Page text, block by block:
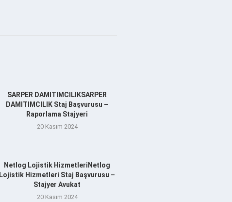
SARPER DAMITIMCILIKSARPER
DAMITIMCILIK Staj Başvurusu –
Raporlama Stajyeri
20 Kasım 2024
Netlog Lojistik HizmetleriNetlog
Lojistik Hizmetleri Staj Başvurusu –
Stajyer Avukat
20 Kasım 2024